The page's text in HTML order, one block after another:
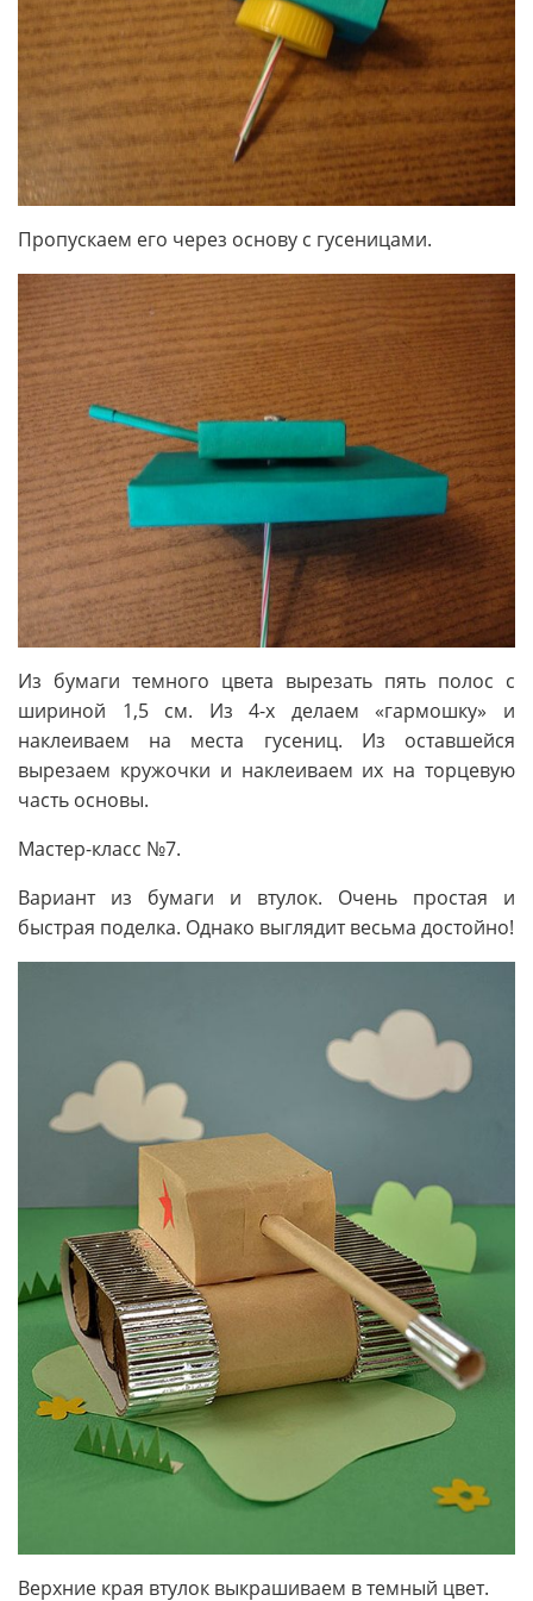
Пропускаем его через основу с гусеницами.
Из бумаги темного цвета вырезать пять полос с
шириной 1,5 см. Из 4-х делаем «гармошку» и
наклеиваем на места гусениц. Из оставшейся
вырезаем кружочки и наклеиваем их на торцевую
часть основы.
Мастер-класс №7.
Вариант из бумаги и втулок. Очень простая и
быстрая поделка. Однако выглядит весьма достойно!
Верхние края втулок выкрашиваем в темный цвет.